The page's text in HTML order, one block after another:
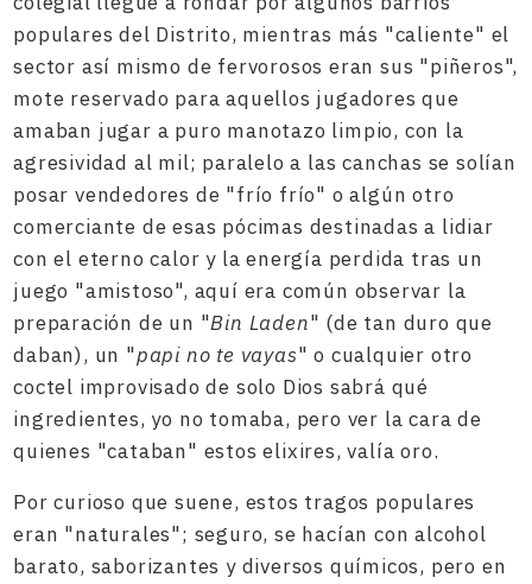
populares del Distrito, mientras más "caliente" el
sector así mismo de fervorosos eran sus "piñeros",
mote reservado para aquellos jugadores que
amaban jugar a puro manotazo limpio, con la
agresividad al mil; paralelo a las canchas se solían
posar vendedores de "frío frío" o algún otro
comerciante de esas pócimas destinadas a lidiar
con el eterno calor y la energía perdida tras un
juego "amistoso", aquí era común observar la
preparación de un "Bin Laden" (de tan duro que
daban), un "papi no te vayas" o cualquier otro
coctel improvisado de solo Dios sabrá qué
ingredientes, yo no tomaba, pero ver la cara de
quienes "cataban" estos elixires, valía oro.
Por curioso que suene, estos tragos populares
eran "naturales"; seguro, se hacían con alcohol
barato, saborizantes y diversos químicos, pero en